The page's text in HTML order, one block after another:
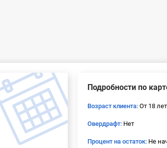
Подробности по
Возраст клиента: От 18 лет
Овердрафт: Нет
Процент на остаток: Не